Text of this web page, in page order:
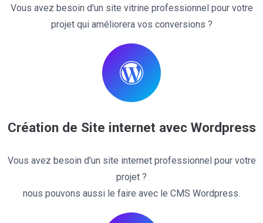
Vous avez besoin d'un site vitrine professionnel pour votre
projet qui améliorera vos conversions ?
Création de Site internet avec Wordpress
Vous avez besoin d'un site internet professionnel pour votre
projet ?
nous pouvons aussi le faire avec le CMS Wordpress.